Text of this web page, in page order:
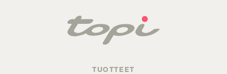
TUOTTEET